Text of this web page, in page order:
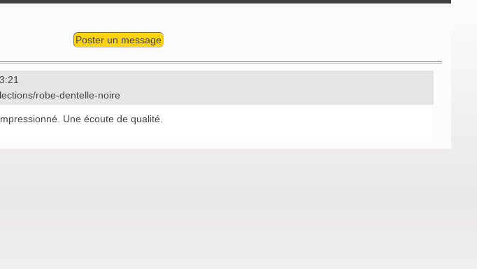
Poster un message
robe-dentelle-noire
Une écoute de qualité.